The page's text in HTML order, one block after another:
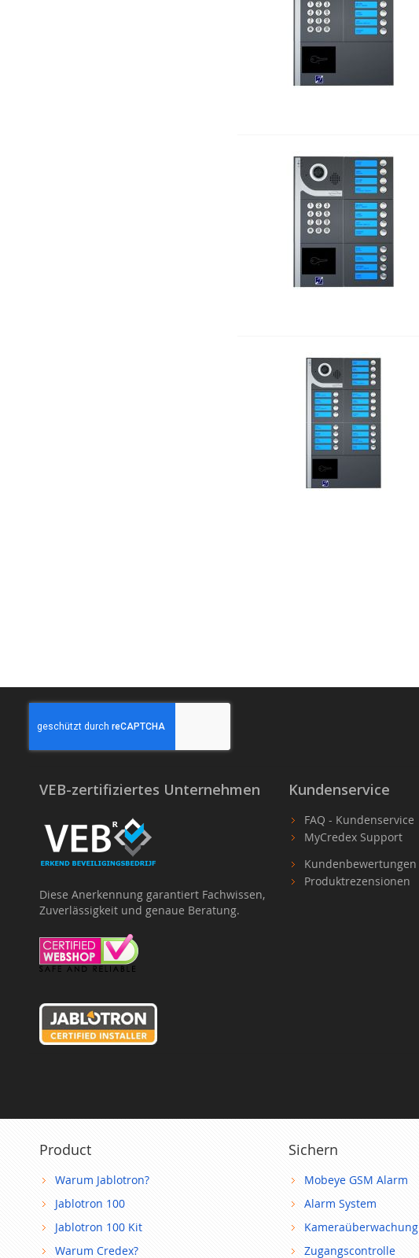
VEB-zertifiziertes Unternehmen
Diese Anerkennung garantiert Fachwissen,
Zuverlässigkeit und genaue Beratung.
Kundenservice
FAQ - Kundenservice
MyCredex Support
Kundenbewertungen
Produktrezensionen
Product
Warum Jablotron?
Jablotron 100
Jablotron 100 Kit
Warum Credex?
Sichern
Mobeye GSM Alarm
Alarm System
Kameraüberwachung
Zugangscontrolle